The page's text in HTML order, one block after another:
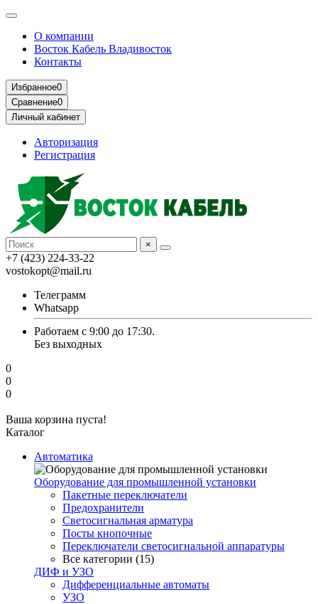
О компании
Восток Кабель Владивосток
Контакты
Избранное0
Сравнение0
Личный кабинет
Авторизация
Регистрация
×
+7 (423) 224-33-22
vostokopt@mail.ru
Телеграмм
Whatsapp
Работаем с 9:00 до 17:30.
Без выходных
0
0
0
Ваша корзина пуста!
Каталог
Автоматика
Оборудование для промышленной установки
Пакетные переключатели
Предохранители
Светосигнальная арматура
Посты кнопочные
Переключатели светосигнальной аппаратуры
Все категории (15)
ДИФ и УЗО
Дифференциальные автоматы
УЗО